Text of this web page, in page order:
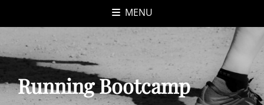
MENU
Running Bootcamp